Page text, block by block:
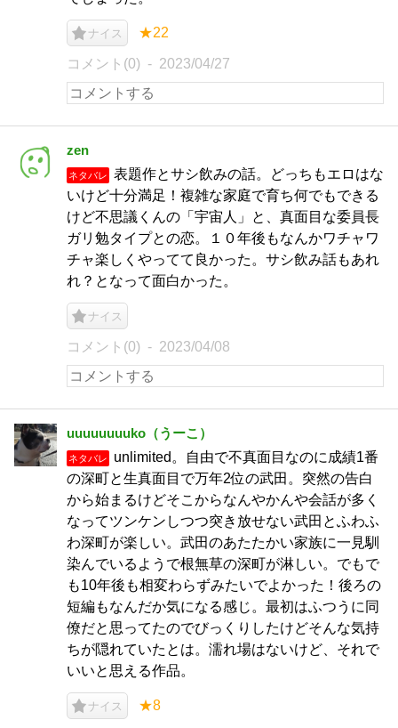
ナイス ★22
コメント(0) 2023/04/27
zen
ネタバレ
表題作とサシ飲みの話。どっちもエロはな
いけど十分満足！複雑な家庭で育ち何でもできる
けど不思議くんの「宇宙人」と、真面目な委員長
ガリ勉タイプとの恋。１０年後もなんかワチャワ
チャ楽しくやってて良かった。サシ飲み話もあれ
れ？となって面白かった。
ナイス
コメント(0) 2023/04/08
uuuuuuuuko（うーこ）
ネタバレ
unlimited。自由で不真面目なのに成績1番
の深町と生真面目で万年2位の武田。突然の告白
から始まるけどそこからなんやかんや会話が多く
なってツンケンしつつ突き放せない武田とふわふ
わ深町が楽しい。武田のあたたかい家族に一見馴
染んでいるようで根無草の深町が淋しい。でもで
も10年後も相変わらずみたいでよかった！後ろの
短編もなんだか気になる感じ。最初はふつうに同
僚だと思ってたのでびっくりしたけどそんな気持
ちが隠れていたとは。濡れ場はないけど、それで
いいと思える作品。
ナイス ★8